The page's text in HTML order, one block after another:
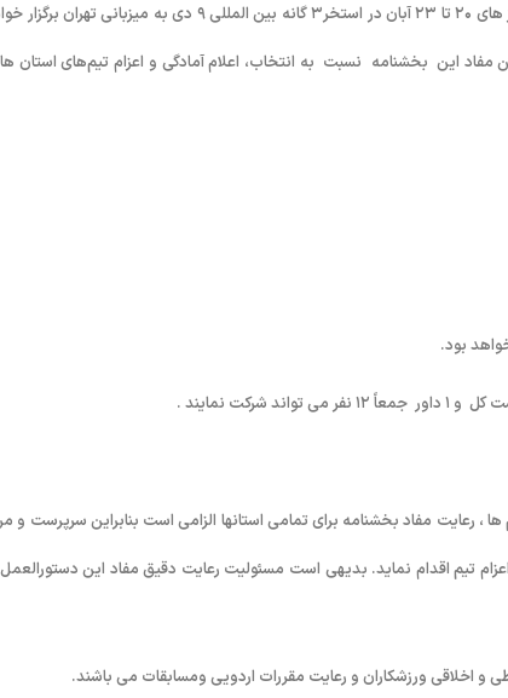
و۸، ۹ ، ۱۰ ، ۱۱و ۱۲ سال به میزبانی استان تهران برگزار می شود. این رقابت ها بین روز های ۲۰ تا ۲۳ آبان در استخر۳ گانه بین المللی ۹ دی به میزبانی
این بخشنامه نسبت به انتخاب، اعلام آمادگی و اعزام تیم‌های استان
، رعایت مفاد بخشنامه برای تمامی استانها الزامی است بنابراین سرپرست و
تیم اقدام نماید. بدیهی است مسئولیت رعایت دقیق مفاد این